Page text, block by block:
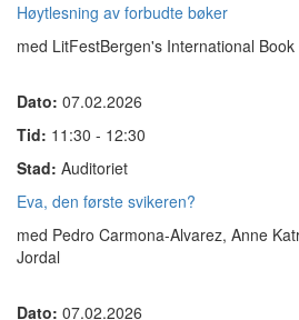
Høytlesning av forbudte bøker
med LitFestBergen's International Book
Dato: 07.02.2026
Tid: 11:30 - 12:30
Stad: Auditoriet
Eva, den første svikeren?
med Pedro Carmona-Alvarez, Anne
Jordal
Dato: 07.02.2026